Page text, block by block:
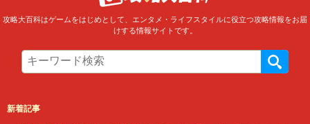
攻略大百科はゲームをはじめとして、エンタメ・ライフスタイルに役立つ攻略情報をお届
けする情報サイトです。
新着記事